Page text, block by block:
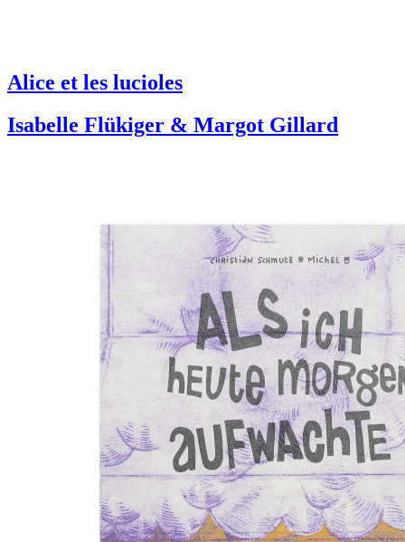
Alice et les lucioles
Isabelle Flükiger & Margot Gillard